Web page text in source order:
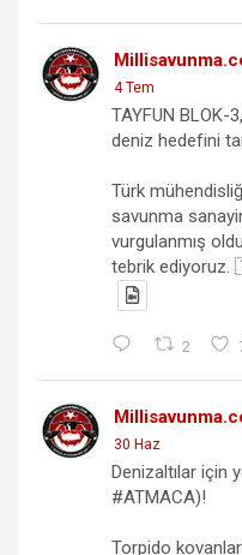
4 Tem
TAYFUN BLOK-
deniz hedefini
Türk
savunma
vurgulanmış
tebrik
2
30 Haz
Denizaltılar için
#ATMACA)!
Torpido